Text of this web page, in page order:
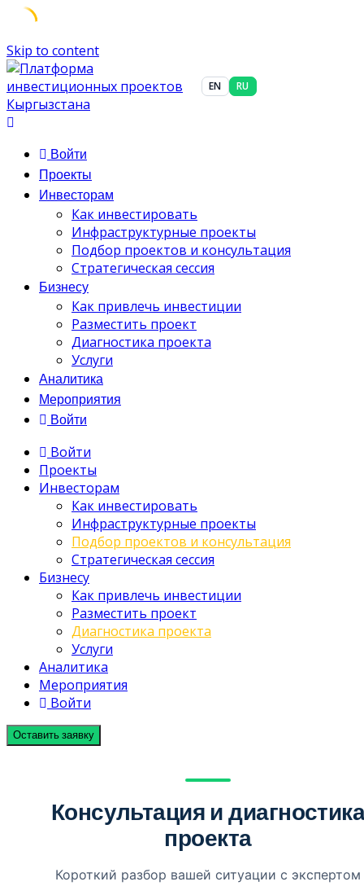
Skip to content
EN RU
Войти
Проекты
Инвесторам
Как инвестировать
Инфраструктурные проекты
Подбор проектов и консультация
Стратегическая сессия
Бизнесу
Как привлечь инвестиции
Разместить проект
Диагностика проекта
Услуги
Аналитика
Мероприятия
Войти
Войти
Проекты
Инвесторам
Как инвестировать
Инфраструктурные проекты
Подбор проектов и консультация
Стратегическая сессия
Бизнесу
Как привлечь инвестиции
Разместить проект
Диагностика проекта
Услуги
Аналитика
Мероприятия
Войти
Оставить заявку
Консультация и
проекта
Короткий разбор вашей ситуации с экспертом